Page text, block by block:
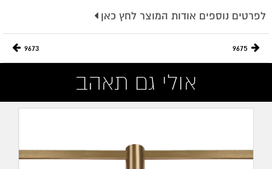
לפרטים נוספים אודות המוצר לחץ כאן
9675
9673
מעבר לפריט בחנות אונליין
אולי גם תאהב